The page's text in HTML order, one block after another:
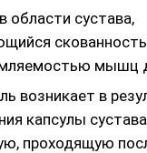
области сустава,
мышц
возникает в
капсулы
проходящую